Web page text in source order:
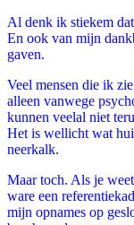
Al denk ik stiekem
En ook van mijn
gaven.
Veel mensen die ik
alleen vanwege
kunnen veelal niet
Het is wellicht wat
neerkalk.
Maar toch. Als je
ware een
mijn opnames op